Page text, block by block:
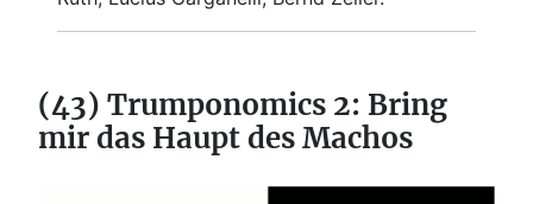
(43) Trumponomics 2: Bring
mir das Haupt des Machos